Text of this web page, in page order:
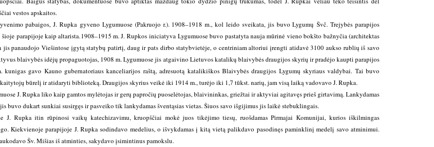
vestos apskaitos.
pabaigos, J. Rupka gyveno Lygumuose (Pakruojo r.). 1908–1918 m., kol leido sveikata, jis buvo Lygumų Švč. Trejybės parapijos
parapijoje kaip altarista.1908–1915 m. J. Rupkos iniciatyva Lygumuose buvo pastatyta nauja mūrinė vieno bokšto bažnyčia (architektas
jis panaudojo Viešintose įgytą statybų patirtį, daug ir pats dirbo statybvietėje, o centriniam altoriui įrengti atidavė 3100 aukso rublių iš savo
blaivybės idėjų propaguotojas, 1908 m. Lygumuose jis atgaivino Lietuvos katalikų blaivybės draugijos skyrių ir pradėjo kaupti parapijos
kunigas gavo Kauno gubernatoriaus kanceliarijos raštą, adresuotą katalikiškos Blaivybės draugijos Lygumų skyriaus valdybai. Tai buvo
būrelį ir atidaryti biblioteką. Draugijos skyrius veikė iki 1914 m., turėjo iki 1,7 tūkst. narių, jam visą laiką vadovavo J. Rupka.
J. Rupka liko kaip gamtos mylėtojas ir gerų papročių puoselėtojas, blaivininkas, griežtai ir aktyviai agitavęs prieš girtavimą. Lankydamas
buvo dukart sunkiai susirgęs ir pasveiko tik lankydamas šventąsias vietas. Šiuos savo išgijimus jis laikė stebuklingais.
J. Rupka itin rūpinosi vaikų katechizavimu, kruopščiai mokė juos tikėjimo tiesų, ruošdamas Pirmajai Komunijai, kurios iškilmingas
Kiekvienoje parapijoje J. Rupka sodindavo medelius, o išvykdamas į kitą vietą palikdavo pasodinęs paminklinį medelį savo atminimui.
Šv. Mišias iš atminties, sakydavo įsimintinus pamokslu.